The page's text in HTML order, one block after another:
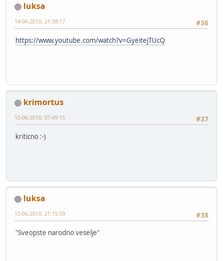
luksa
#36
14-06-2010, 21:58:17
https://www.youtube.com/watch?v=GyeitejTUcQ
krimortus
#37
15-06-2010, 07:49:15
kriticno :-)
luksa
#38
15-06-2010, 21:15:59
"Sveopste narodno veselje"